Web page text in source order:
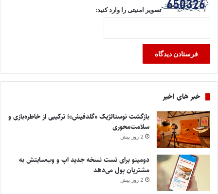
تصویر امنیتی را وارد کنید:
خبر های اخیر
بازگشت نوستالژیک «گلدفیش»؛ ترکیبی از خاطره‌بازی و
سلامت‌محوری
2 روز پیش
دومینو برای تست نسخه جدید اپ و وب‌سایتش به
مشتریان پول می‌دهد
2 روز پیش